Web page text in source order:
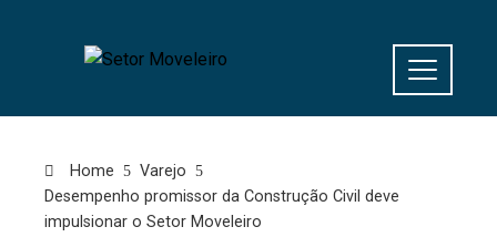
Home
Varejo
Desempenho promissor da Construção Civil deve
impulsionar o Setor Moveleiro